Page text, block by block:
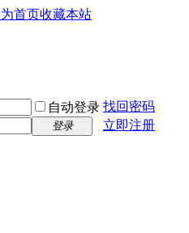
首页收藏本站
自动登录 找回密码
登录
立即注册